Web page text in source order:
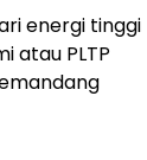
energi tinggi
atau PLTP